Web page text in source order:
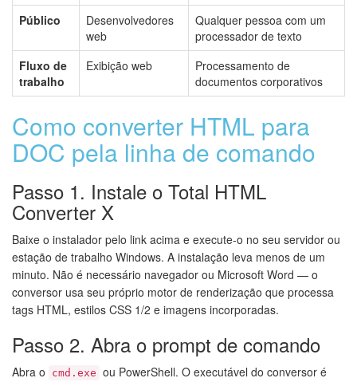
Público
Desenvolvedores
web
Qualquer pessoa com um
processador de texto
Fluxo de
trabalho
Exibição web
Processamento de
documentos corporativos
Como converter HTML para
DOC pela linha de comando
Passo 1. Instale o Total HTML
Converter X
Baixe o instalador pelo link acima e execute-o no seu servidor ou
estação de trabalho Windows. A instalação leva menos de um
minuto. Não é necessário navegador ou Microsoft Word — o
conversor usa seu próprio motor de renderização que processa
tags HTML, estilos CSS 1/2 e imagens incorporadas.
Passo 2. Abra o prompt de comando
Abra o cmd.exe ou PowerShell. O executável do conversor é